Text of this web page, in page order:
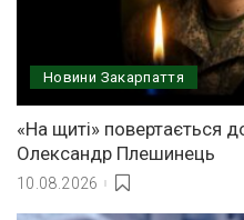
Новини Закарпаття
«На щиті» повертається
Олександр Плешинець
10.08.2026